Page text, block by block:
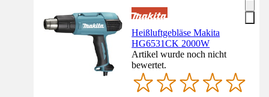
Heißluftgebläse Makita
HG6531CK 2000W
Artikel wurde noch nicht
bewertet.